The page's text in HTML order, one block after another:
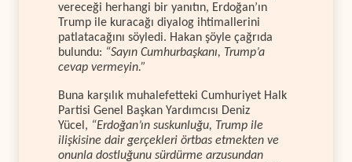
vereceği herhangi bir yanıtın, Erdoğan’ın
Trump ile kuracağı diyalog ihtimallerini
patlatacağını söyledi. Hakan şöyle çağrıda
bulundu: “Sayın Cumhurbaşkanı, Trump’a
cevap vermeyin.”
Buna karşılık muhalefetteki Cumhuriyet Halk
Partisi Genel Başkan Yardımcısı Deniz
Yücel, “Erdoğan’ın suskunluğu, Trump ile
ilişkisine dair gerçekleri örtbas etmekten ve
onunla dostluğunu sürdürme arzusundan